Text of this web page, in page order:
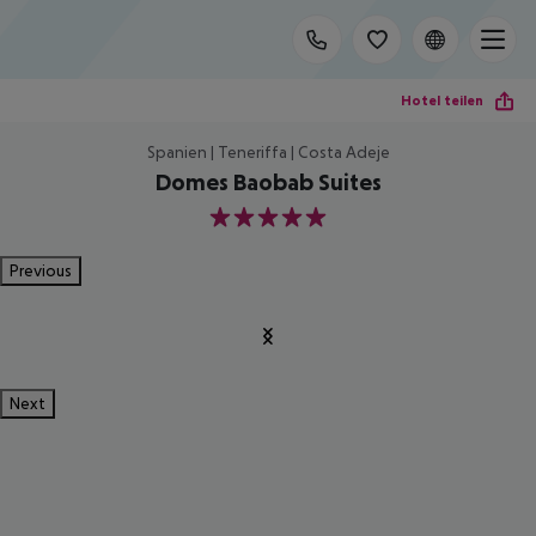
Hotel teilen
Spanien | Teneriffa | Costa Adeje
Domes Baobab Suites
5
Previous
Next